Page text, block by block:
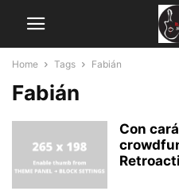
Home Tags Fabián
Fabián
Con